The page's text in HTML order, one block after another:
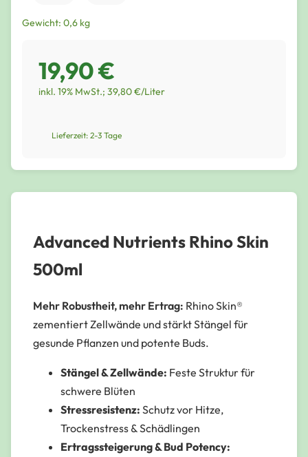
Gewicht: 0,6 kg
19,90 €
inkl. 19% MwSt.; 39,80 €/Liter
Lieferzeit: 2-3 Tage
Advanced Nutrients Rhino Skin
500ml
Mehr Robustheit, mehr Ertrag: Rhino Skin®
zementiert Zellwände und stärkt Stängel für
gesunde Pflanzen und potente Buds.
Stängel & Zellwände: Feste Struktur für
schwere Blüten
Stressresistenz: Schutz vor Hitze,
Trockenstress & Schädlingen
Ertragssteigerung & Bud Potency: